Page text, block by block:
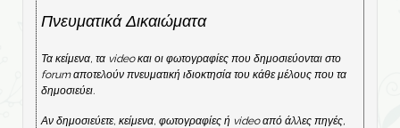
Πνευματικά Δικαιώματα
Τα κείμενα, τα video και οι φωτογραφίες που δημοσιεύονται στο
forum αποτελούν πνευματική ιδιοκτησία του κάθε μέλους που τα
δημοσιεύει.
Αν δημοσιεύετε, κείμενα, φωτογραφίες ή video από άλλες πηγές,